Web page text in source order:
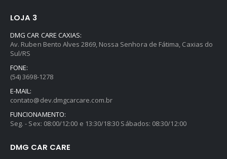
LOJA 3
DMG CAR CARE CAXIAS:
Av. Ruben Bento Alves 2869, Nossa Senhora de Fátima, Caxias do
Sul/RS
FONE:
(54) 3698-1278
E-MAIL:
contato@dev.dmgcarcare.com.br
FUNCIONAMENTO:
Seg. - Sex: 08:00/12:00 e 13:30/18:30 Sábados: 08:30/12:00
DMG CAR CARE